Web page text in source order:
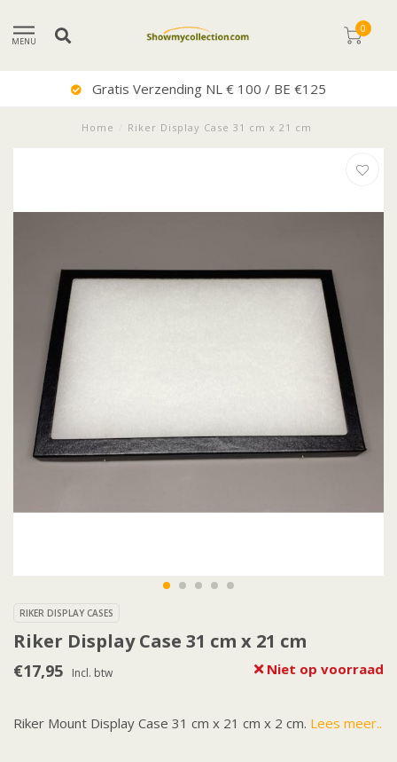
MENU
0
Gratis Verzending NL € 100 / BE €125
Home Riker Display Case 31 cm x 21 cm
RIKER DISPLAY CASES
Riker Display Case 31 cm x 21 cm
€17,95 Incl. btw Niet op voorraad
Riker Mount Display Case 31 cm x 21 cm x 2 cm. Lees meer..